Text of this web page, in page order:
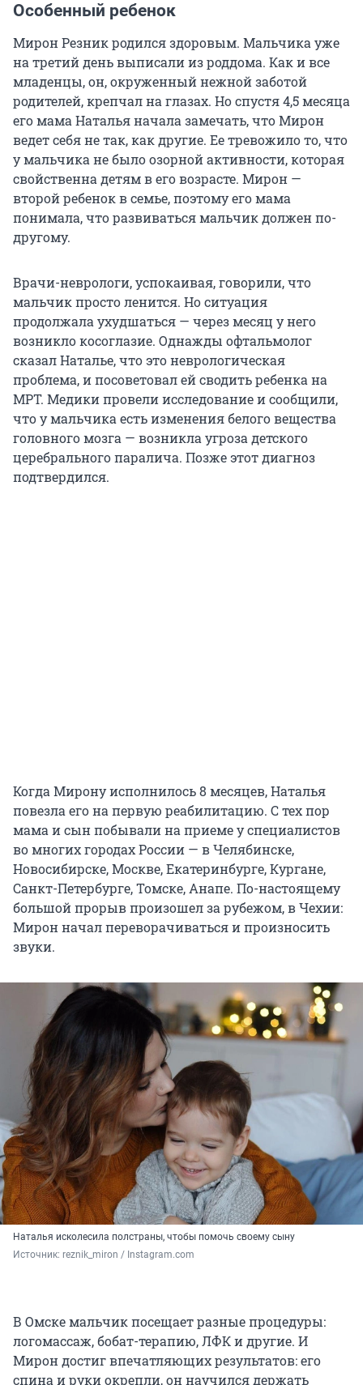
Особенный ребенок
Мирон Резник родился здоровым. Мальчика уже
на третий день выписали из роддома. Как и все
младенцы, он, окруженный нежной заботой
родителей, крепчал на глазах. Но спустя 4,5 месяца
его мама Наталья начала замечать, что Мирон
ведет себя не так, как другие. Ее тревожило то, что
у мальчика не было озорной активности, которая
свойственна детям в его возрасте. Мирон —
второй ребенок в семье, поэтому его мама
понимала, что развиваться мальчик должен по-
другому.
Врачи-неврологи, успокаивая, говорили, что
мальчик просто ленится. Но ситуация
продолжала ухудшаться — через месяц у него
возникло косоглазие. Однажды офтальмолог
сказал Наталье, что это неврологическая
проблема, и посоветовал ей сводить ребенка на
МРТ. Медики провели исследование и сообщили,
что у мальчика есть изменения белого вещества
головного мозга — возникла угроза детского
церебрального паралича. Позже этот диагноз
подтвердился.
Когда Мирону исполнилось 8 месяцев, Наталья
повезла его на первую реабилитацию. С тех пор
мама и сын побывали на приеме у специалистов
во многих городах России — в Челябинске,
Новосибирске, Москве, Екатеринбурге, Кургане,
Санкт-Петербурге, Томске, Анапе. По-настоящему
большой прорыв произошел за рубежом, в Чехии:
Мирон начал переворачиваться и произносить
звуки.
Наталья исколесила полстраны, чтобы помочь своему сыну
Источник: reznik_miron / Instagram.com
В Омске мальчик посещает разные процедуры:
логомассаж, бобат-терапию, ЛФК и другие. И
Мирон достиг впечатляющих результатов: его
спина и руки окрепли, он научился держать